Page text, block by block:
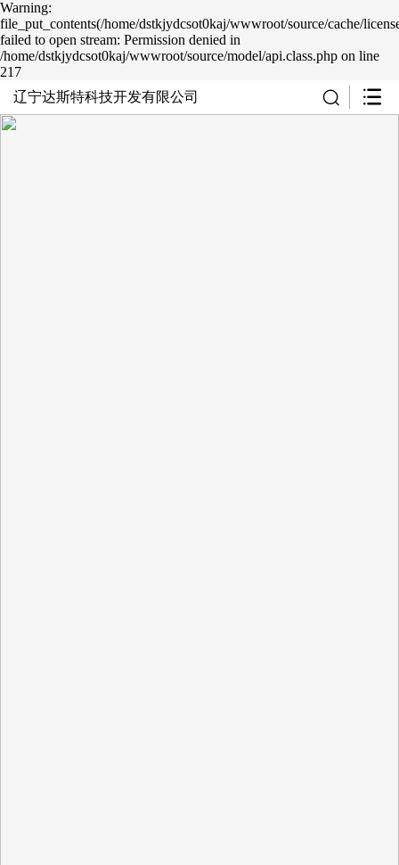
Warning:
file_put_contents(/home/dstkjydcsot0kaj/wwwroot/source/cache/
failed to open stream: Permission denied in
/home/dstkjydcsot0kaj/wwwroot/source/model/api.class.php on line
217
辽宁达斯特科技开发有限公司